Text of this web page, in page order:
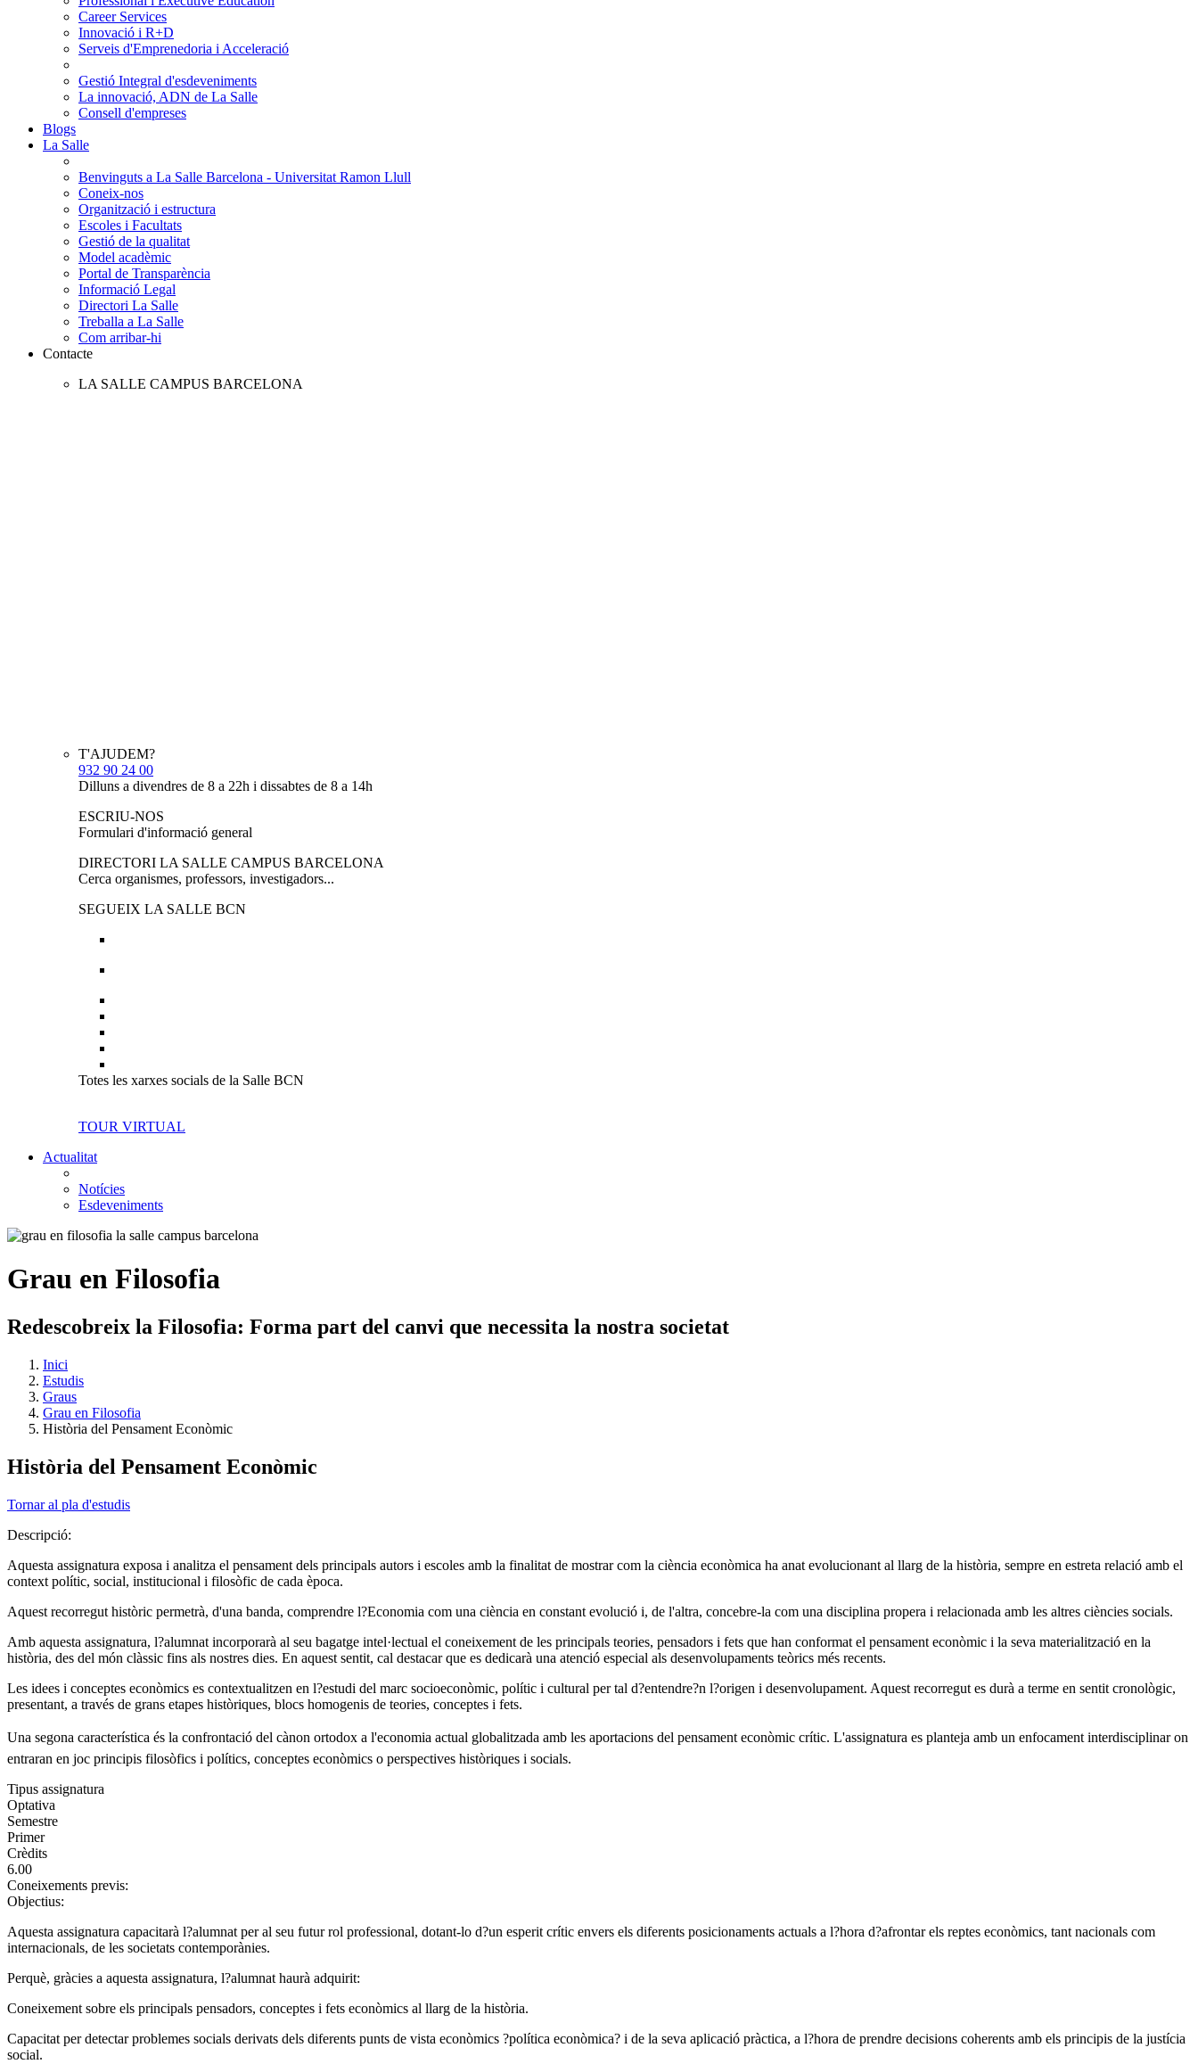
Career Services
Innovació i R+D
Serveis d'Emprenedoria i Acceleració
Gestió Integral d'esdeveniments
La innovació, ADN de La Salle
Consell d'empreses
Blogs
La Salle
Benvinguts a La Salle Barcelona - Universitat Ramon Llull
Coneix-nos
Organització i estructura
Escoles i Facultats
Gestió de la qualitat
Model acadèmic
Portal de Transparència
Informació Legal
Directori La Salle
Treballa a La Salle
Com arribar-hi
Contacte
LA SALLE CAMPUS BARCELONA
T'AJUDEM?
932 90 24 00
Dilluns a divendres de 8 a 22h i dissabtes de 8 a 14h
ESCRIU-NOS
Formulari d'informació general
DIRECTORI LA SALLE CAMPUS BARCELONA
Cerca organismes, professors, investigadors...
SEGUEIX LA SALLE BCN
Totes les xarxes socials de la Salle BCN
TOUR VIRTUAL
Actualitat
Notícies
Esdeveniments
Grau en Filosofia
Redescobreix la Filosofia: Forma part del canvi que necessita la nostra societat
Inici
Estudis
Graus
Grau en Filosofia
Història del Pensament Econòmic
Història del Pensament Econòmic
Tornar al pla d'estudis
Descripció:
Aquesta assignatura exposa i analitza el pensament dels principals autors i escoles amb la finalitat de mostrar com la ciència econòmica ha anat evolucionant al llarg de la història, sempre en estreta relació amb el
context polític, social, institucional i filosòfic de cada època.
Aquest recorregut històric permetrà, d'una banda, comprendre l?Economia com una ciència en constant evolució i, de l'altra, concebre-la com una disciplina propera i relacionada amb les altres ciències socials.
Amb aquesta assignatura, l?alumnat incorporarà al seu bagatge intel·lectual el coneixement de les principals teories, pensadors i fets que han conformat el pensament econòmic i la seva materialització en la
història, des del món clàssic fins als nostres dies. En aquest sentit, cal destacar que es dedicarà una atenció especial als desenvolupaments teòrics més recents.
Les idees i conceptes econòmics es contextualitzen en l?estudi del marc socioeconòmic, polític i cultural per tal d?entendre?n l?origen i desenvolupament. Aquest recorregut es durà a terme en sentit cronològic,
presentant, a través de grans etapes històriques, blocs homogenis de teories, conceptes i fets.
Una segona característica és la confrontació del cànon ortodox a l'economia actual globalitzada amb les aportacions del pensament econòmic crític. L'assignatura es planteja amb un enfocament interdisciplinar on
entraran en joc principis filosòfics i polítics, conceptes econòmics o perspectives històriques i socials.
Tipus assignatura
Optativa
Semestre
Primer
Crèdits
6.00
Coneixements previs:
Objectius:
Aquesta assignatura capacitarà l?alumnat per al seu futur rol professional, dotant-lo d?un esperit crític envers els diferents posicionaments actuals a l?hora d?afrontar els reptes econòmics, tant nacionals com
internacionals, de les societats contemporànies.
Perquè, gràcies a aquesta assignatura, l?alumnat haurà adquirit:
Coneixement sobre els principals pensadors, conceptes i fets econòmics al llarg de la història.
Capacitat per detectar problemes socials derivats dels diferents punts de vista econòmics ?política econòmica? i de la seva aplicació pràctica, a l?hora de prendre decisions coherents amb els principis de la justícia
social.